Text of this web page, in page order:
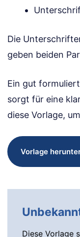
Die
geben beiden
Ein gut
sorgt für eine
diese Vorlage,
Vorlage
Diese Vorlage